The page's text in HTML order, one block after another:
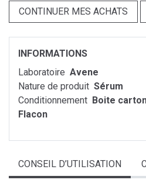
CONTINUER MES ACHATS
INFORMATIONS
Laboratoire Avene
Nature de produit Sérum
Conditionnement Boite
Flacon
CONSEIL D’UTILISATION